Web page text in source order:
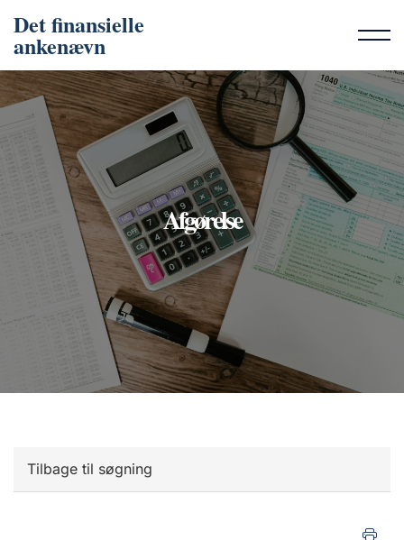
Det finansielle
ankenævn
Afgørelse
Tilbage til søgning